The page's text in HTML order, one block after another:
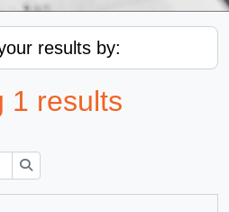
results by:
1 results